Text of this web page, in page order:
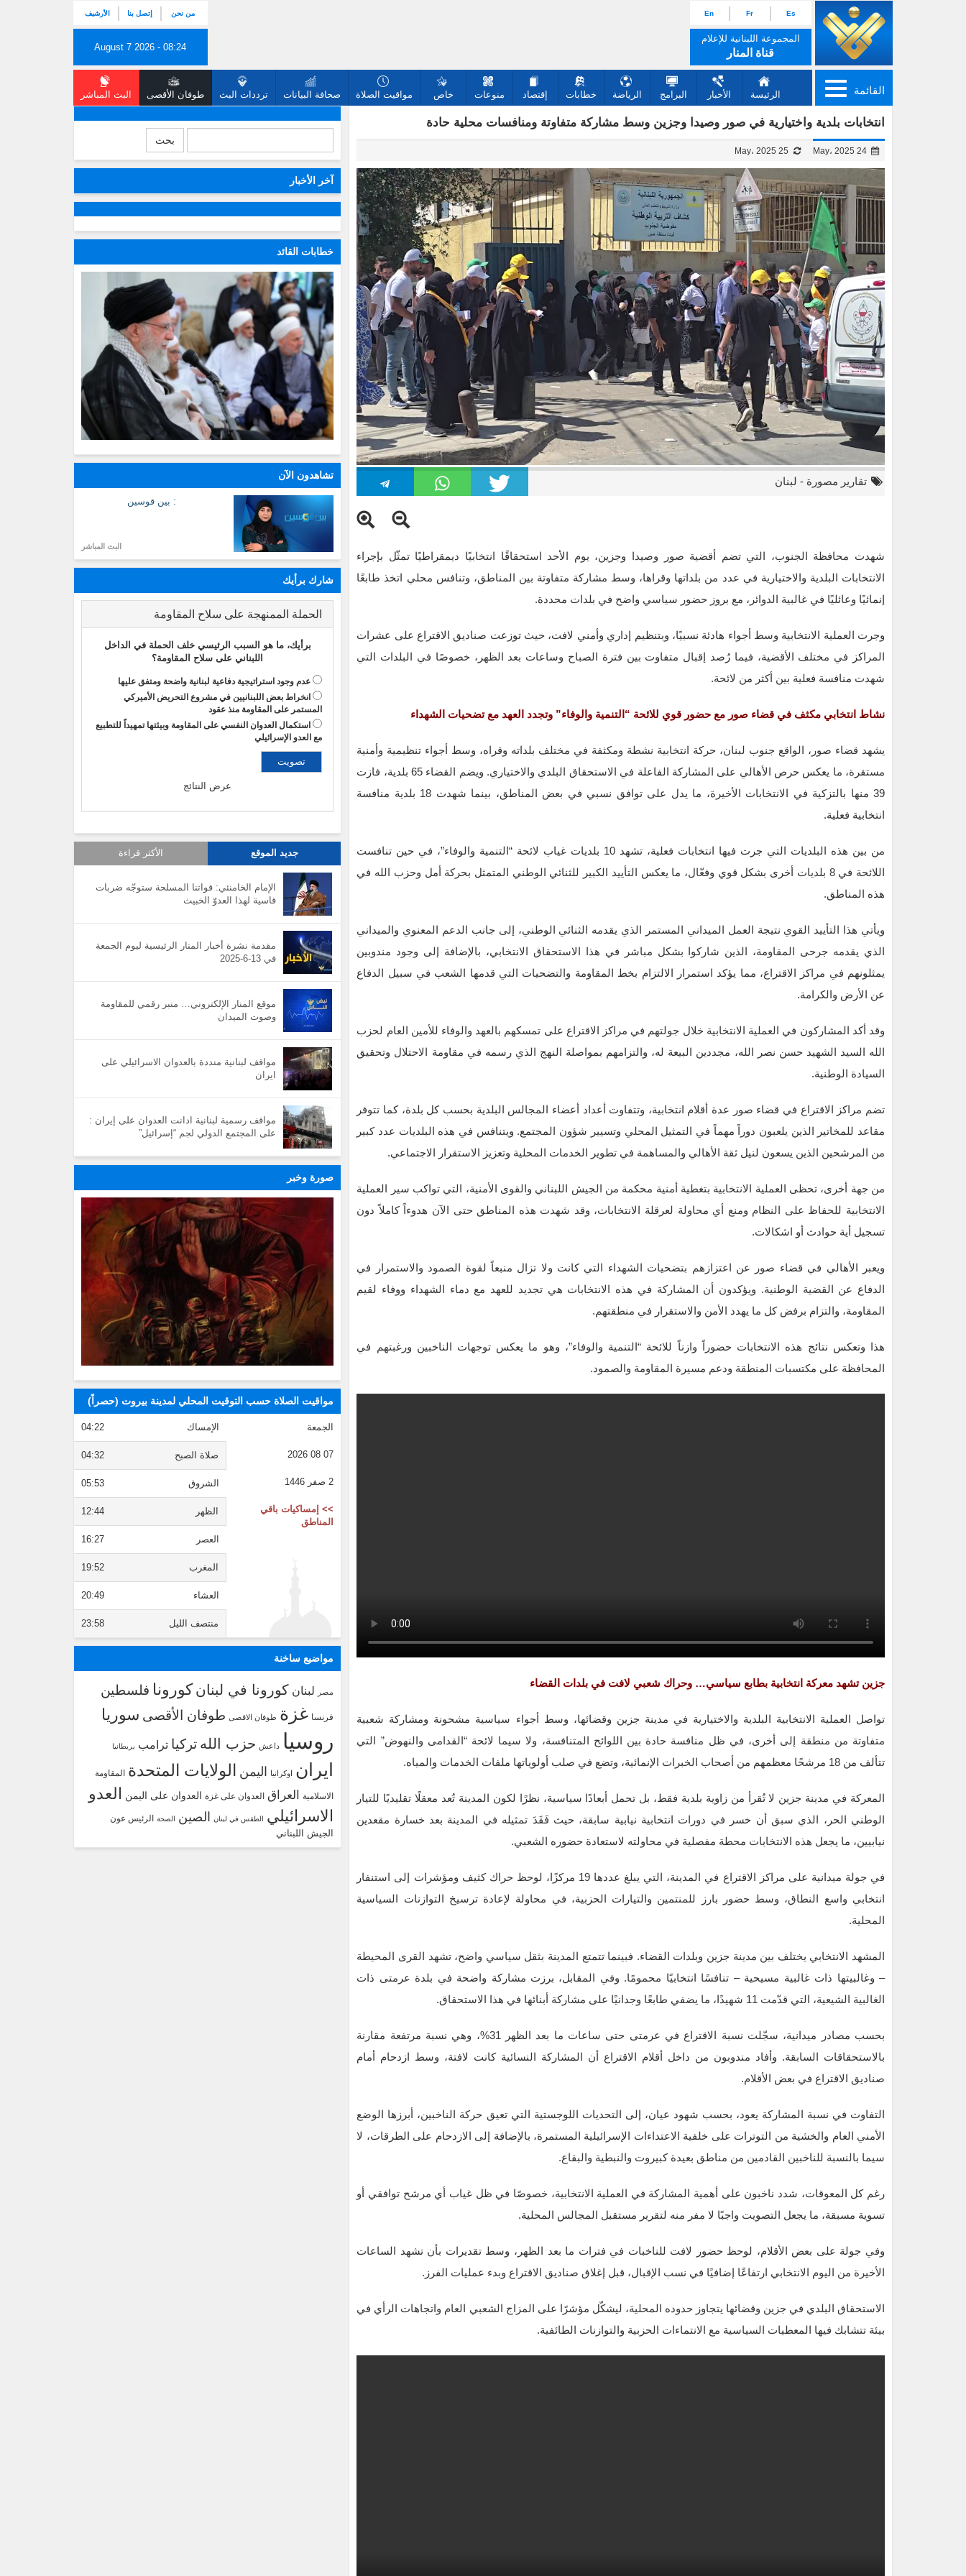
Es
Fr
En
المجموعة اللبنانية للإعلام
قناة المنار
من نحن إتصل بنا الأرشيف
August 7 2026 - 08:24
القائمة الرئيسة الأخبار البرامج الرياضة خطابات إقتصاد منوعات خاص مواقيت الصلاة صحافة البيانات ترددات البث طوفان الأقصى البث المباشر
انتخابات بلدية واختيارية في صور وصيدا وجزين وسط مشاركة متفاوتة ومنافسات محلية حادة
تقارير مصورة - لبنان
شهدت محافظة الجنوب، التي تضم أقضية صور وصيدا وجزين، يوم الأحد استحقاقًا انتخابيًا ديمقراطيًا تمثّل بإجراء
الانتخابات البلدية والاختيارية في عدد من بلداتها وقراها، وسط مشاركة متفاوتة بين المناطق، وتنافس محلي اتخذ طابعًا
إنمائيًا وعائليًا في غالبية الدوائر، مع بروز حضور سياسي واضح في بلدات محددة.
وجرت العملية الانتخابية وسط أجواء هادئة نسبيًا، وبتنظيم إداري وأمني لافت، حيث توزعت صناديق الاقتراع على عشرات
المراكز في مختلف الأقضية، فيما رُصد إقبال متفاوت بين فترة الصباح وساعات بعد الظهر، خصوصًا في البلدات التي
شهدت منافسة فعلية بين أكثر من لائحة.
نشاط انتخابي مكثف في قضاء صور مع حضور قوي للائحة “التنمية والوفاء” وتجدد العهد مع تضحيات الشهداء
يشهد قضاء صور، الواقع جنوب لبنان، حركة انتخابية نشطة ومكثفة في مختلف بلداته وقراه، وسط أجواء تنظيمية وأمنية
مستقرة، ما يعكس حرص الأهالي على المشاركة الفاعلة في الاستحقاق البلدي والاختياري. ويضم القضاء 65 بلدية، فازت
39 منها بالتزكية في الانتخابات الأخيرة، ما يدل على توافق نسبي في بعض المناطق، بينما شهدت 18 بلدية منافسة
انتخابية فعلية.
من بين هذه البلديات التي جرت فيها انتخابات فعلية، تشهد 10 بلديات غياب لائحة “التنمية والوفاء”، في حين تنافست
اللائحة في 8 بلديات أخرى بشكل قوي وفعّال، ما يعكس التأييد الكبير للثنائي الوطني المتمثل بحركة أمل وحزب الله في
هذه المناطق.
ويأتي هذا التأييد القوي نتيجة العمل الميداني المستمر الذي يقدمه الثنائي الوطني، إلى جانب الدعم المعنوي والميداني
الذي يقدمه جرحى المقاومة، الذين شاركوا بشكل مباشر في هذا الاستحقاق الانتخابي، بالإضافة إلى وجود مندوبين
يمثلونهم في مراكز الاقتراع، مما يؤكد استمرار الالتزام بخط المقاومة والتضحيات التي قدمها الشعب في سبيل الدفاع
عن الأرض والكرامة.
وقد أكد المشاركون في العملية الانتخابية خلال جولتهم في مراكز الاقتراع على تمسكهم بالعهد والوفاء للأمين العام لحزب
الله السيد الشهيد حسن نصر الله، مجددين البيعة له، والتزامهم بمواصلة النهج الذي رسمه في مقاومة الاحتلال وتحقيق
السيادة الوطنية.
تضم مراكز الاقتراع في قضاء صور عدة أقلام انتخابية، وتتفاوت أعداد أعضاء المجالس البلدية بحسب كل بلدة، كما تتوفر
مقاعد للمخاتير الذين يلعبون دوراً مهماً في التمثيل المحلي وتسيير شؤون المجتمع. ويتنافس في هذه البلديات عدد كبير
من المرشحين الذين يسعون لنيل ثقة الأهالي والمساهمة في تطوير الخدمات المحلية وتعزيز الاستقرار الاجتماعي.
من جهة أخرى، تحظى العملية الانتخابية بتغطية أمنية محكمة من الجيش اللبناني والقوى الأمنية، التي تواكب سير العملية
الانتخابية للحفاظ على النظام ومنع أي محاولة لعرقلة الانتخابات، وقد شهدت هذه المناطق حتى الآن هدوءاً كاملاً دون
تسجيل أية حوادث أو اشكالات.
ويعبر الأهالي في قضاء صور عن اعتزازهم بتضحيات الشهداء التي كانت ولا تزال منبعاً لقوة الصمود والاستمرار في
الدفاع عن القضية الوطنية. ويؤكدون أن المشاركة في هذه الانتخابات هي تجديد للعهد مع دماء الشهداء ووفاء لقيم
المقاومة، والتزام برفض كل ما يهدد الأمن والاستقرار في منطقتهم.
هذا وتعكس نتائج هذه الانتخابات حضوراً وازناً للائحة “التنمية والوفاء”، وهو ما يعكس توجهات الناخبين ورغبتهم في
المحافظة على مكتسبات المنطقة ودعم مسيرة المقاومة والصمود.
جزين تشهد معركة انتخابية بطابع سياسي… وحراك شعبي لافت في بلدات القضاء
تواصل العملية الانتخابية البلدية والاختيارية في مدينة جزين وقضائها، وسط أجواء سياسية مشحونة ومشاركة شعبية
متفاوتة من منطقة إلى أخرى، في ظل منافسة حادة بين اللوائح المتنافسة، ولا سيما لائحة “القدامى والنهوض” التي
تتألف من 18 مرشحًا معظمهم من أصحاب الخبرات الإنمائية، وتضع في صلب أولوياتها ملفات الخدمات والمياه.
المعركة في مدينة جزين لا تُقرأ من زاوية بلدية فقط، بل تحمل أبعادًا سياسية، نظرًا لكون المدينة تُعد معقلًا تقليديًا للتيار
الوطني الحر، الذي سبق أن خسر في دورات انتخابية نيابية سابقة، حيث فَقَدَ تمثيله في المدينة بعد خسارة مقعدين
نيابيين، ما يجعل هذه الانتخابات محطة مفصلية في محاولته لاستعادة حضوره الشعبي.
في جولة ميدانية على مراكز الاقتراع في المدينة، التي يبلغ عددها 19 مركزًا، لوحظ حراك كثيف ومؤشرات إلى استنفار
انتخابي واسع النطاق، وسط حضور بارز للمنتمين والتيارات الحزبية، في محاولة لإعادة ترسيخ التوازنات السياسية
المحلية.
المشهد الانتخابي يختلف بين مدينة جزين وبلدات القضاء. فبينما تتمتع المدينة بثقل سياسي واضح، تشهد القرى المحيطة
– وغالبيتها ذات غالبية مسيحية – تنافسًا انتخابيًا محمومًا. وفي المقابل، برزت مشاركة واضحة في بلدة عرمتى ذات
الغالبية الشيعية، التي قدّمت 11 شهيدًا، ما يضفي طابعًا وجدانيًا على مشاركة أبنائها في هذا الاستحقاق.
بحسب مصادر ميدانية، سجّلت نسبة الاقتراع في عرمتى حتى ساعات ما بعد الظهر 31%، وهي نسبة مرتفعة مقارنة
بالاستحقاقات السابقة. وأفاد مندوبون من داخل أقلام الاقتراع أن المشاركة النسائية كانت لافتة، وسط ازدحام أمام
صناديق الاقتراع في بعض الأقلام.
التفاوت في نسبة المشاركة يعود، بحسب شهود عيان، إلى التحديات اللوجستية التي تعيق حركة الناخبين، أبرزها الوضع
الأمني العام والخشية من التوترات على خلفية الاعتداءات الإسرائيلية المستمرة، بالإضافة إلى الازدحام على الطرقات، لا
سيما بالنسبة للناخبين القادمين من مناطق بعيدة كبيروت والنبطية والبقاع.
رغم كل المعوقات، شدد ناخبون على أهمية المشاركة في العملية الانتخابية، خصوصًا في ظل غياب أي مرشح توافقي أو
تسوية مسبقة، ما يجعل التصويت واجبًا لا مفر منه لتقرير مستقبل المجالس المحلية.
وفي جولة على بعض الأقلام، لوحظ حضور لافت للناخبات في فترات ما بعد الظهر، وسط تقديرات بأن تشهد الساعات
الأخيرة من اليوم الانتخابي ارتفاعًا إضافيًا في نسب الإقبال، قبل إغلاق صناديق الاقتراع وبدء عمليات الفرز.
الاستحقاق البلدي في جزين وقضائها يتجاوز حدوده المحلية، ليشكّل مؤشرًا على المزاج الشعبي العام واتجاهات الرأي في
بيئة تتشابك فيها المعطيات السياسية مع الانتماءات الحزبية والتوازنات الطائفية.
بحث
آخر الأخبار
خطابات القائد
تشاهدون الآن
: بين قوسين
البث المباشر
شارك برأيك
الحملة الممنهجة على سلاح المقاومة
برأيك، ما هو السبب الرئيسي خلف الحملة في الداخل
اللبناني على سلاح المقاومة؟
عدم وجود استراتيجية دفاعية لبنانية واضحة ومتفق عليها
انخراط بعض اللبنانيين في مشروع التحريض الأميركي
المستمر على المقاومة منذ عقود
استكمال العدوان النفسي على المقاومة وبيئتها تمهيداً للتطبيع
مع العدو الإسرائيلي
عرض النتائج
جديد الموقع الأكثر قراءة
الإمام الخامنئي: قواتنا المسلحة ستوجّه ضربات
قاسية لهذا العدوّ الخبيث
مقدمة نشرة أخبار المنار الرئيسية ليوم الجمعة
في 13-6-2025
موقع المنار الإلكتروني… منبر رقمي للمقاومة
وصوت الميدان
مواقف لبنانية منددة بالعدوان الاسرائيلي على
ايران
مواقف رسمية لبنانية ادانت العدوان على إيران :
على المجتمع الدولي لجم “إسرائيل”
صورة وخبر
مواقيت الصلاة حسب التوقيت المحلي لمدينة بيروت (حصراً)
الجمعة
07 08 2026
2 صفر 1446
>> إمساكيات باقي
المناطق
الإمساك 04:22
صلاة الصبح 04:32
الشروق 05:53
الظهر 12:44
العصر 16:27
المغرب 19:52
العشاء 20:49
منتصف الليل 23:58
مواضيع ساخنة
مصر لبنان كورونا في لبنان كورونا فلسطين
فرنسا غزة طوفان الاقصى طوفان الأقصى سوريا
روسيا داعش حزب الله تركيا ترامب بريطانيا
ايران اوكرانيا اليمن الولايات المتحدة المقاومة
الاسلامية العراق العدوان على غزة العدوان على اليمن العدو
الاسرائيلي الطقس في لبنان الصين الصحة الرئيس عون
الجيش اللبناني